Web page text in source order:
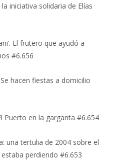
iniciativa solidaria de Elías
El frutero que ayudó a
#6.656
hacen fiestas a domicilio
Puerto en la garganta #6.654
una tertulia de 2004 sobre el
perdiendo #6.653